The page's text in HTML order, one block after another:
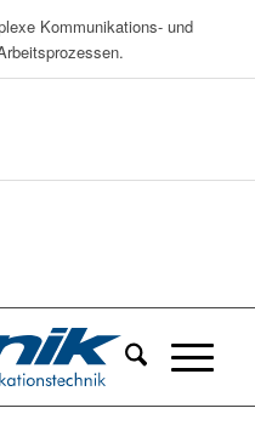
Kommunikations- und